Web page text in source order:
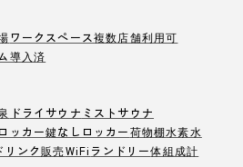
ワークスペース複数店舗利用可
導入済
ドライサウナ ミストサウナ
ッカー鍵なしロッカー荷物棚水素水
ンク販売WiFi ランドリー体組成計